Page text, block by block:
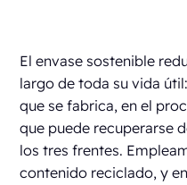
El envase sostenible
largo de toda su vida
que se fabrica, en el
que puede recuperarse
los tres frentes.
contenido reciclado, y